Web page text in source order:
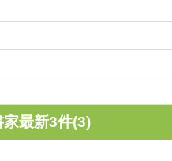
最新3件(3)